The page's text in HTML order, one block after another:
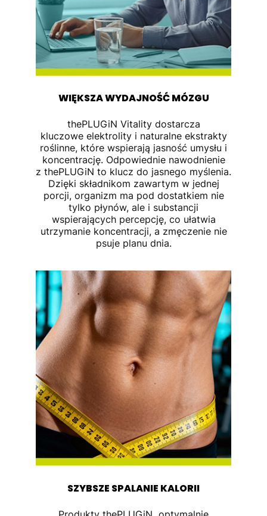
WIĘKSZA WYDAJNOŚĆ MÓZGU
thePLUGiN Vitality dostarcza
kluczowe elektrolity i naturalne ekstrakty
roślinne, które wspierają jasność umysłu i
koncentrację. Odpowiednie nawodnienie
z thePLUGiN to klucz do jasnego myślenia.
Dzięki składnikom zawartym w jednej
porcji, organizm ma pod dostatkiem nie
tylko płynów, ale i substancji
wspierających percepcję, co ułatwia
utrzymanie koncentracji, a zmęczenie nie
psuje planu dnia.
SZYBSZE SPALANIE KALORII